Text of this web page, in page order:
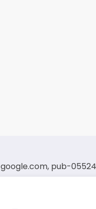
google.com, pub-